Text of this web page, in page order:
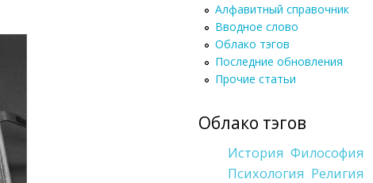
Алфавитный справочник
Вводное слово
Облако тэгов
Последние обновления
Прочие статьи
Облако тэгов
История Философия
Психология Религия